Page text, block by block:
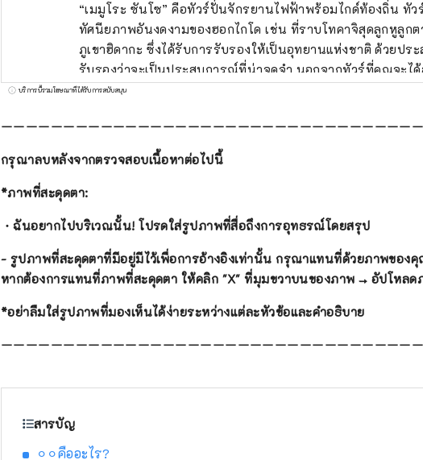
“เมมูโระ ซันโซ” คือทัวร์ปั่นจักรยานไฟฟ้าพร้อมไกด์ท้องถิ่น ทัวร์ที่คุณสามารถสัมผัสกับ
ทัศนียภาพอันงดงามของฮอกไกโด เช่น ที่ราบโทคาจิสุดลูกหูลูก
ภูเขาฮิดากะ ซึ่งได้รับการรับรองให้เป็นอุทยานแห่งชาติ ด้วยป
รับรองว่าจะเป็นประสบการณ์ที่น่าจดจำ นอกจากทัวร์ที่คุณจะได้สัมผัสกับการเก็บเกี่ยว การ
ทำฟาร์มโคนม การขี่ม้า และลิ้มรสอาหารท้องถิ่นแล้ว ยังมีคอร์ส
เมืองโอบิฮิโระ เรายินดีให้คำปรึกษาเกี่ยวกับทัวร์ที่ออกแบบเองตามความต้องการของคุณ
โดยอิงตามเวลาและระยะทางที่คุณต้องการ [ดำเนินการโดย Tokachi Plus General
บริการนี้รวมโฆษณาที่ได้รับการสนับสนุน
ーーーーーーーーーーーーーーーーーーーーーーーーーーーーーーーーー
กรุณาลบหลังจากตรวจสอบเนื้อหาต่อไปนี้
*ภาพที่สะดุดตา:
・ฉันอยากไปบริเวณนั้น! โปรดใส่รูปภาพที่สื่อถึงการอุทธรณ์โดยสรุป
- รูปภาพที่สะดุดตาที่มีอยู่มีไว้เพื่อการอ้างอิงเท่านั้น กรุณาแทนที่ด้วยภาพของคุ
หากต้องการแทนที่ภาพที่สะดุดตา ให้คลิก "X" ที่มุมขวาบนของภาพ → อัปโหลด
*อย่าลืมใส่รูปภาพที่มองเห็นได้ง่ายระหว่างแต่ละหัวข้อและคำอธิบาย
ーーーーーーーーーーーーーーーーーーーーーーーーーーーーーーーーー
สารบัญ
⚪︎⚪︎คืออะไร?